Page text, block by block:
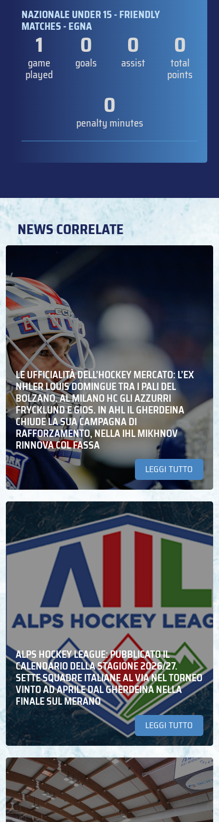
NAZIONALE UNDER 15 - FRIENDLY
MATCHES - EGNA
1
game
played
0
goals
0
assist
0
total
points
0
penalty minutes
NEWS CORRELATE
LE UFFICIALITÀ DELL’HOCKEY MERCATO: L’EX
NHLER LOUIS DOMINGUE TRA I PALI DEL
BOLZANO. AL MILANO HC GLI AZZURRI
FRYCKLUND E GIOS. IN AHL IL GHERDEINA
CHIUDE LA SUA CAMPAGNA DI
RAFFORZAMENTO, NELLA IHL MIKHNOV
RINNOVA COL FASSA
LEGGI TUTTO
ALPS HOCKEY LEAGUE: PUBBLICATO IL
CALENDARIO DELLA STAGIONE 2026/27.
SETTE SQUADRE ITALIANE AL VIA NEL TORNEO
VINTO AD APRILE DAL GHERDEINA NELLA
FINALE SUL MERANO
LEGGI TUTTO